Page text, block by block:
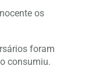
os
foram
consumiu.